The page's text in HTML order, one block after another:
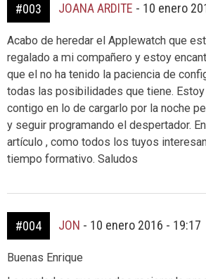
#003 JOANA ARDITE - 10 enero
Acabo de heredar el Applewatch que
regalado a mi compañero y estoy
que el no ha tenido la paciencia de
todas las posibilidades que tiene.
contigo en lo de cargarlo por la noche
y seguir programando el despertador.
artículo , como todos los tuyos
tiempo formativo. Saludos
#004 JON - 10 enero 2016 - 19:17
Buenas Enrique